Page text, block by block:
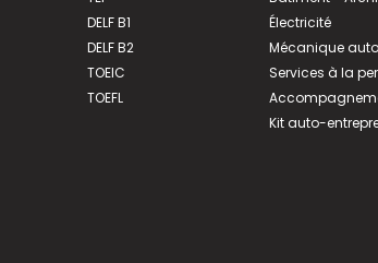
DELF B1
DELF B2
TOEIC
TOEFL
Électricité
Mécanique
Services à la
Kit auto-